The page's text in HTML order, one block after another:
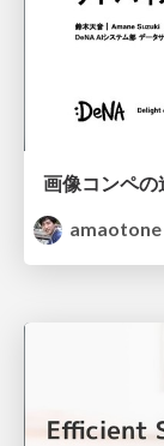
amaotone